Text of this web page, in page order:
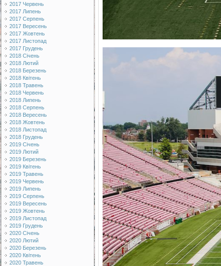
2017 Червень
2017 Липень
2017 Серпень
2017 Вересень
2017 Жовтень
2017 Листопад
2017 Грудень
2018 Січень
2018 Лютий
2018 Березень
2018 Квітень
2018 Травень
2018 Червень
2018 Липень
2018 Серпень
2018 Вересень
2018 Жовтень
2018 Листопад
2018 Грудень
2019 Січень
2019 Лютий
2019 Березень
2019 Квітень
2019 Травень
2019 Червень
2019 Липень
2019 Серпень
2019 Вересень
2019 Жовтень
2019 Листопад
2019 Грудень
2020 Січень
2020 Лютий
2020 Березень
2020 Квітень
2020 Травень